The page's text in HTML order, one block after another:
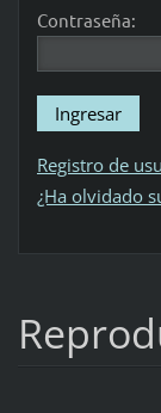
Contraseña:
Registro de
¿Ha olvidado